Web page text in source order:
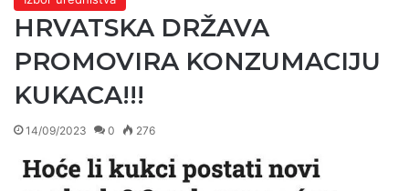
HRVATSKA DRŽAVA
PROMOVIRA KONZUMACIJU
KUKACA!!!
14/09/2023 0 276